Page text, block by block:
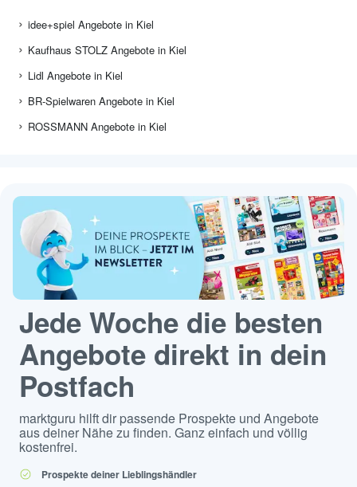
idee+spiel Angebote in Kiel
Kaufhaus STOLZ Angebote in Kiel
Lidl Angebote in Kiel
BR-Spielwaren Angebote in Kiel
ROSSMANN Angebote in Kiel
Jede Woche die besten
Angebote direkt in dein
Postfach
marktguru hilft dir passende Prospekte und Angebote
aus deiner Nähe zu finden. Ganz einfach und völlig
kostenfrei.
Prospekte deiner Lieblingshändler